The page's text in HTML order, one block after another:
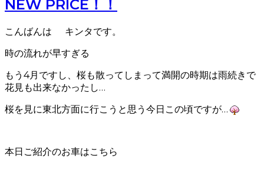
NEW PRICE！！
こんばんは
キンタです。
時の流れが早すぎる
もう4月ですし、桜も散ってしまって満開の時期は雨続きで
花見も出来なかったし…
桜を見に東北方面に行こうと思う今日この頃ですが…
本日ご紹介のお車はこちら